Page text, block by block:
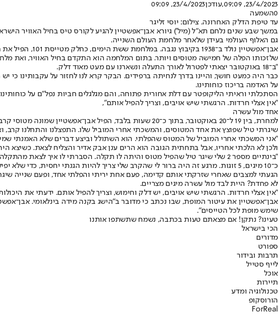
23/4/2023, 09:09
,עודכן23/4/2023, 09:09
0השמעה
עד טיפת הדלק האחרונה. צילום: יוסי זליגר
גם האלוף העולמי בעידן שלאחר מלחמת העולם השנייה.
שלזכותו הפלה של חמישה מטוסים ויותר. בתום המלחמה הוא התקדם בחיל האוויר, ואת
"ב־18 באוקטובר יצאתי לפטרול לאורך התעלה ונשארנו עם מעט מאוד דלק.
כבר היה כמעט חושך, והיינו בדרך לנחיתה ברפידים. הבקר קרא לנו לחזור על עקבותינו
על האדמה בריכוז כוחותינו.
הסתכלתי וראיתי הליקופטר עם דלת אחורית פתוחה, והם מגלגלים חביות נפל"ם על
"אין אצלי חרדות. הרגשתי שיש אויבים, וצריך להפיל אותם",
אחד מול עשרה
שיגרתי טיל שפוצץ את אחד המטוסים, והמשכתי אחרי המוביל שלו. התפצלנו והתחלנו קרב, ואז ראיתי בערך 10 זוגות מיג 21 מושכים
ולכן לא הלכתי אחריו, אבל בתחתית הגובה הוא הרים ענן אבק אדיר והצליח לצאת. כשיצא
כ־10 מיגים, 5 זוגות. מרגע זה היה ברור לי שהקרב שלי צריך להיות הגנתי יחסית, כדי שלא יפילו אותי.
הגעתי למצבים שאחרי שזרקתי אותם קדימה, פעם אחת יריתי והפלתי אחד, ופעם שנייה
לא פחדת? היית לבד מול עשרה מיגים מצריים.
"אין אצלי חרדות. הרגשתי שיש אויבים, יש דלק וחימוש, וצריך להפיל אותם. ידעתי את
אבן־אפשטיין את עיטור המופת, שבו נכתב כי מדובר ב"הישג בקנה מידה בינלאומי.
שימש מופת לכל הטייסים".
טעינו? נתקן! אם מצאתם טעות בכתבה, נשמח שתשתפו אותנו
הכי בישראל
מדורים
ספורט
תרבות ובידור
לייף סטייל
אוכל
תיירות
טכנולוגיה ומדע
הורוסקופ
ForReal